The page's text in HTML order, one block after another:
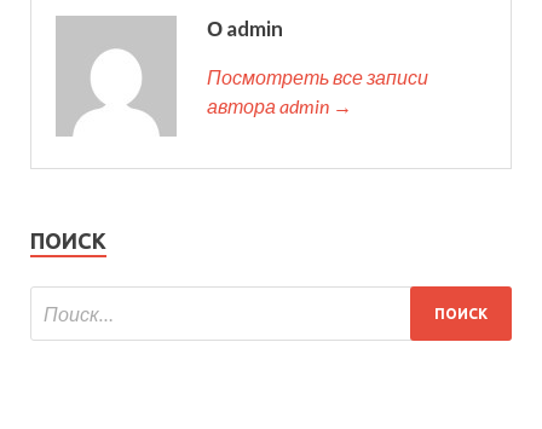
О admin
Посмотреть все записи
автора admin →
ПОИСК